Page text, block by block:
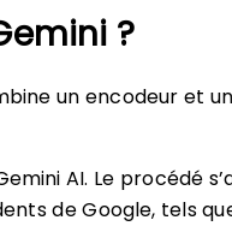
?
un encodeur et un
AI. Le procédé
de Google, tels